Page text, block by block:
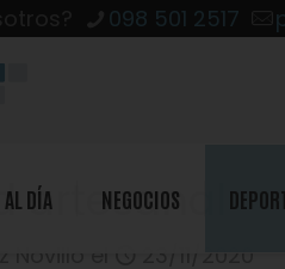
098 501 2517
AL DÍA NEGOCIOS
artesanal